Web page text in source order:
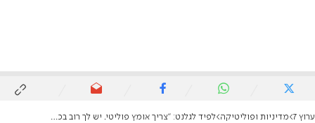
ערוץ 7 מדיניות ופוליטיקה לפיד לגלנט: "צריך אומץ פוליטי. יש לך רוב בכנסת ישראל לחוק גיוס שוויוני. יש לך רוב בעם"